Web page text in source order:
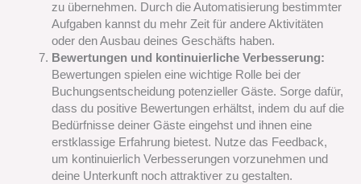
zu übernehmen. Durch die Automatisierung bestimmter
Aufgaben kannst du mehr Zeit für andere Aktivitäten
oder den Ausbau deines Geschäfts haben.
Bewertungen und kontinuierliche Verbesserung:
Bewertungen spielen eine wichtige Rolle bei der
Buchungsentscheidung potenzieller Gäste. Sorge dafür,
dass du positive Bewertungen erhältst, indem du auf die
Bedürfnisse deiner Gäste eingehst und ihnen eine
erstklassige Erfahrung bietest. Nutze das Feedback,
um kontinuierlich Verbesserungen vorzunehmen und
deine Unterkunft noch attraktiver zu gestalten.